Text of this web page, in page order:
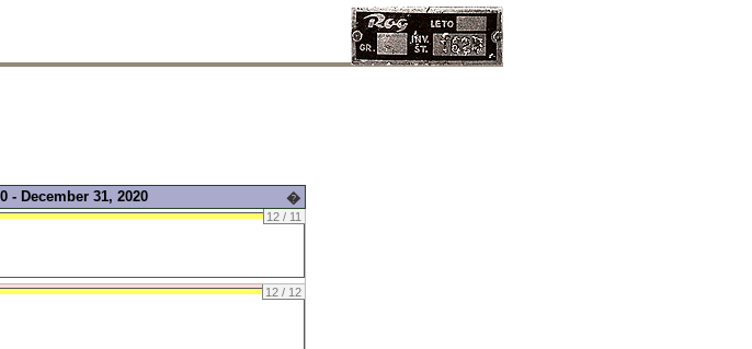
- December 31, 2020 �
12 / 11
12 / 12